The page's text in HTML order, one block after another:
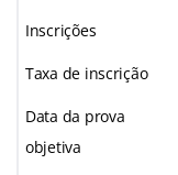
Inscrições
Taxa de inscrição
Data da prova
objetiva